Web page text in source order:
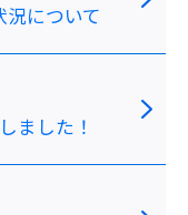
況について
ました！